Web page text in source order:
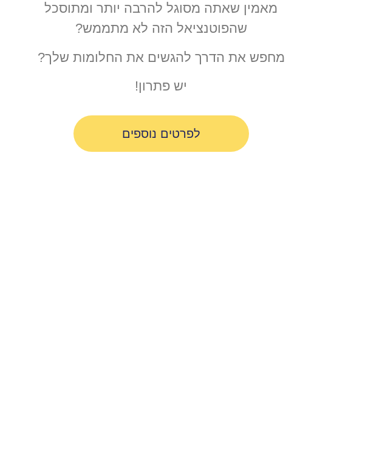
מאמין שאתה מסוגל להרבה יותר ומתוסכל
שהפוטנציאל הזה לא מתממש?
מחפש את הדרך להגשים את החלומות שלך?
יש פתרון!
לפרטים נוספים